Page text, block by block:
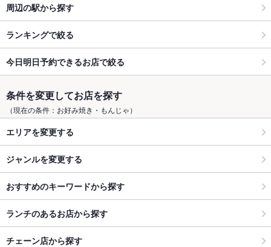
周辺の駅から探す
ランキングで絞る
今日明日予約できるお店で絞る
条件を変更してお店を探す
（現在の条件：お好み焼き・もんじゃ）
エリアを変更する
ジャンルを変更する
おすすめのキーワードから探す
ランチのあるお店から探す
チェーン店から探す